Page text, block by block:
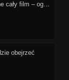
obejrzeć